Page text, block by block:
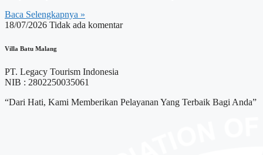
Baca Selengkapnya »
18/07/2026 Tidak ada komentar
Villa Batu Malang
PT. Legacy Tourism Indonesia
NIB : 2802250035061
“Dari Hati, Kami Memberikan Pelayanan Yang Terbaik Bagi Anda”